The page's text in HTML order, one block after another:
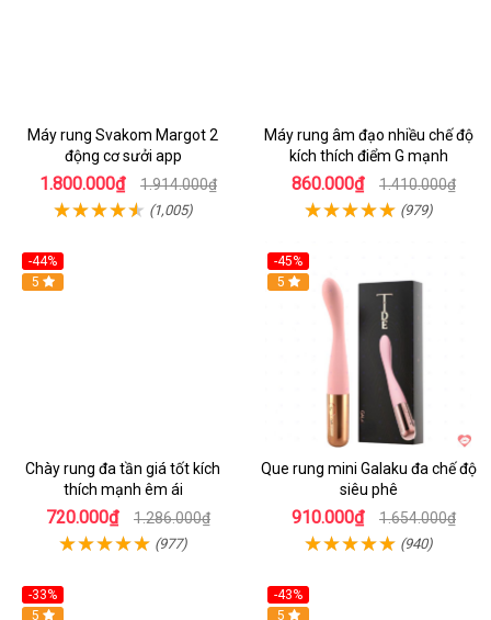
Máy rung Svakom Margot 2
động cơ sưởi app
1.800.000₫ 1.914.000₫
(1,005)
Máy rung âm đạo nhiều chế độ
kích thích điểm G mạnh
860.000₫ 1.410.000₫
(979)
-44%
Hot
5
Chày rung đa tần giá tốt kích
thích mạnh êm ái
720.000₫ 1.286.000₫
(977)
-45%
Hot
5
Que rung mini Galaku đa chế độ
siêu phê
910.000₫ 1.654.000₫
(940)
-33%
Hot
5
-43%
Hot
5